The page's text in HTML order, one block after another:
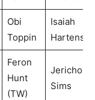
Obi
Toppin
Isaiah
Feron
Hunt
(TW)
Jericho
Sims